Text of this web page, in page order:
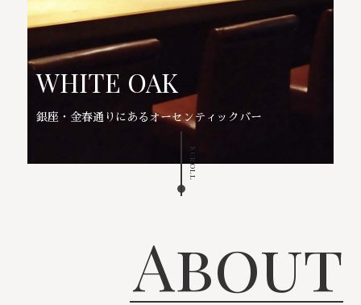
WHITE OAK
銀座・金春通りにあるオーセンティックバー
Scroll
About